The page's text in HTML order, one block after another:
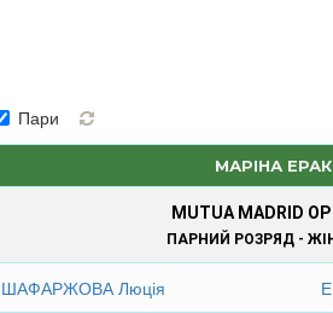
Пари
МАРІНА
MUTUA MADRID
ПАРНИЙ РОЗРЯД -
ШАФАРЖОВА Люція